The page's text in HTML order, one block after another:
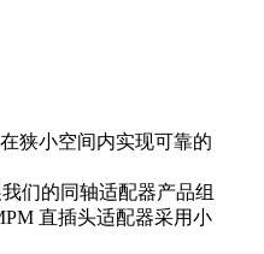
狭小空间内实现可靠的
们的同轴适配器产品组
直插头适配器采用小